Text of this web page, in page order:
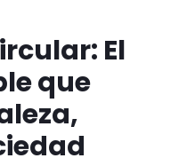
El
que